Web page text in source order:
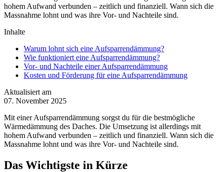
hohem Aufwand verbunden – zeitlich und finanziell. Wann sich die
Massnahme lohnt und was ihre Vor- und Nachteile sind.
Inhalte
Warum lohnt sich eine Aufsparrendämmung?
Wie funktioniert eine Aufsparrendämmung?
Vor- und Nachteile einer Aufsparrendämmung
Kosten und Förderung für eine Aufsparrendämmung
Aktualisiert am
07. November 2025
Mit einer Aufsparrendämmung sorgst du für die bestmögliche
Wärmedämmung des Daches. Die Umsetzung ist allerdings mit
hohem Aufwand verbunden – zeitlich und finanziell. Wann sich die
Massnahme lohnt und was ihre Vor- und Nachteile sind.
Das Wichtigste in Kürze